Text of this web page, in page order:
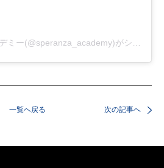
一覧へ戻る 次の記事へ